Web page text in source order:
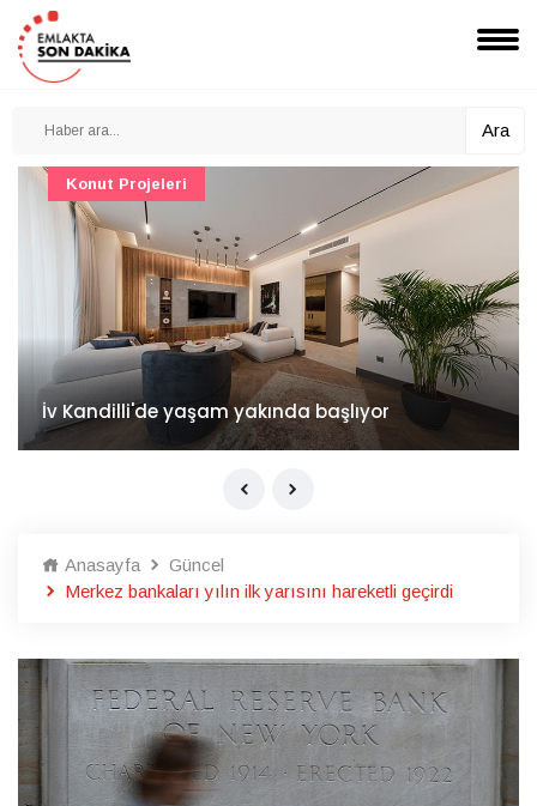
Ara
İv Kandilli'de yaşam yakında başlıyor
Konut Projeleri
Anasayfa
Güncel
Merkez bankaları yılın ilk yarısını hareketli geçirdi